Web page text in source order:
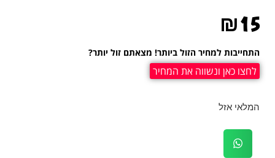
₪15
התחייבות למחיר הזול ביותר! מצאתם זול יותר?
לחצו כאן ונשווה את המחיר
המלאי אזל